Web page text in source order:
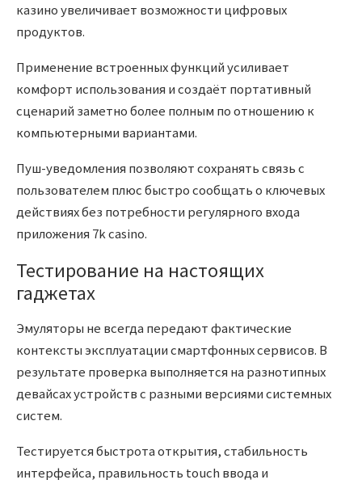
казино увеличивает возможности цифровых
продуктов.
Применение встроенных функций усиливает
комфорт использования и создаёт портативный
сценарий заметно более полным по отношению к
компьютерными вариантами.
Пуш-уведомления позволяют сохранять связь с
пользователем плюс быстро сообщать о ключевых
действиях без потребности регулярного входа
приложения 7k casino.
Тестирование на настоящих
гаджетах
Эмуляторы не всегда передают фактические
контексты эксплуатации смартфонных сервисов. В
результате проверка выполняется на разнотипных
девайсах устройств с разными версиями системных
систем.
Тестируется быстрота открытия, стабильность
интерфейса, правильность touch ввода и